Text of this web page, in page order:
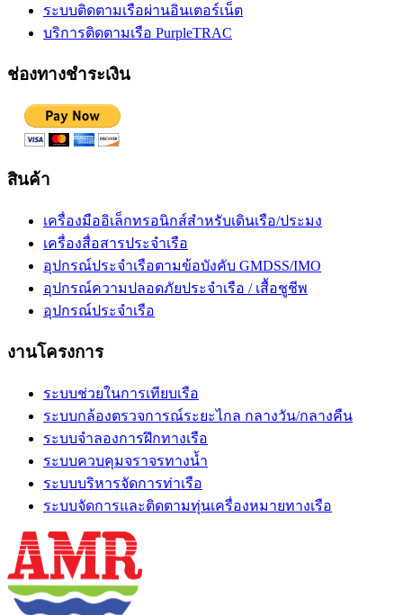
ระบบติดตามเรือผ่านอินเตอร์เน็ต
บริการติดตามเรือ PurpleTRAC
ช่องทางชำระเงิน
สินค้า
เครื่องมืออิเล็กทรอนิกส์สำหรับเดินเรือ/ประมง
เครื่องสื่อสารประจำเรือ
อุปกรณ์ประจำเรือตามข้อบังคับ GMDSS/IMO
อุปกรณ์ความปลอดภัยประจำเรือ / เสื้อชูชีพ
อุปกรณ์ประจำเรือ
งานโครงการ
ระบบช่วยในการเทียบเรือ
ระบบกล้องตรวจการณ์ระยะไกล กลางวัน/กลางคืน
ระบบจำลองการฝึกทางเรือ
ระบบควบคุมจราจรทางน้ำ
ระบบบริหารจัดการท่าเรือ
ระบบจัดการและติดตามทุ่นเครื่องหมายทางเรือ